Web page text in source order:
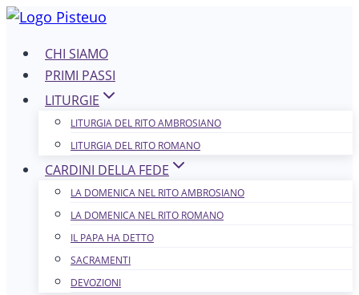
Salta
contenutoCHI SIAMO
PRIMI PASSI
LITURGIE
LITURGIA DEL RITO AMBROSIANO
LITURGIA DEL RITO ROMANO
CARDINI DELLA FEDE
LA DOMENICA NEL R​​​​​​ITO AMBROSIANO
LA DOMENICA NEL RITO ROMANO
IL PAPA HA DETTO
SACRAMENTI
DEVOZIONI